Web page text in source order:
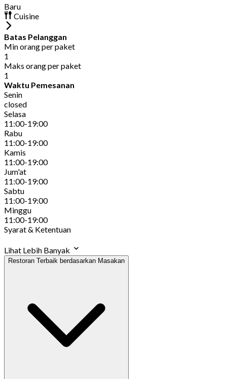
Baru
Cuisine
Batas Pelanggan
Min orang per paket
1
Maks orang per paket
1
Waktu Pemesanan
Senin
closed
Selasa
11:00-19:00
Rabu
11:00-19:00
Kamis
11:00-19:00
Jum'at
11:00-19:00
Sabtu
11:00-19:00
Minggu
11:00-19:00
Syarat & Ketentuan
Lihat Lebih Banyak
Restoran Terbaik berdasarkan Masakan